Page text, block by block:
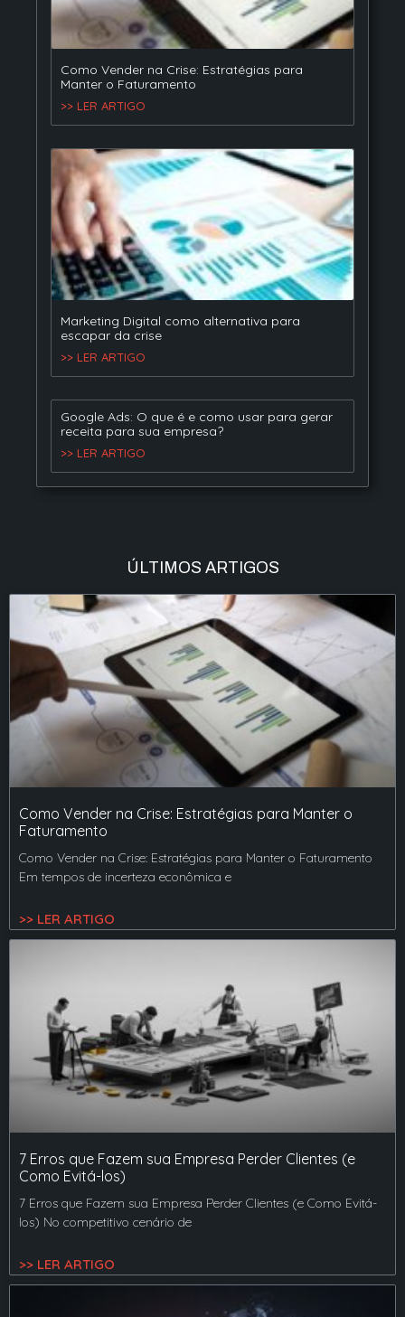
Como Vender na Crise: Estratégias para
Manter o Faturamento
>> LER ARTIGO
Marketing Digital como alternativa para
escapar da crise
>> LER ARTIGO
Google Ads: O que é e como usar para gerar
receita para sua empresa?
>> LER ARTIGO
ÚLTIMOS ARTIGOS
Como Vender na Crise: Estratégias para Manter o
Faturamento
Como Vender na Crise: Estratégias para Manter o Faturamento
Em tempos de incerteza econômica e
>> LER ARTIGO
7 Erros que Fazem sua Empresa Perder Clientes (e
Como Evitá-los)
7 Erros que Fazem sua Empresa Perder Clientes (e Como Evitá-
los) No competitivo cenário de
>> LER ARTIGO